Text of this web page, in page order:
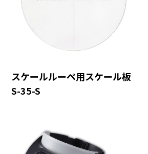
スケールルーペ用スケール板
S-35-S